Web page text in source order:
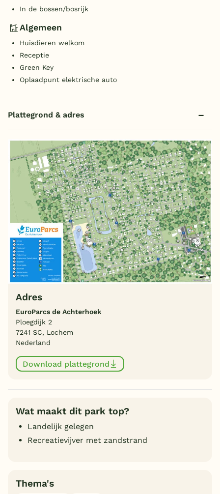
In de bossen/bosrijk
Algemeen
Huisdieren welkom
Receptie
Green Key
Oplaadpunt elektrische auto
Plattegrond & adres
Adres
EuroParcs de Achterhoek
Ploegdijk 2
7241 SC, Lochem
Nederland
Download plattegrond
Wat maakt dit park top?
Landelijk gelegen
Recreatievijver met zandstrand
Thema's